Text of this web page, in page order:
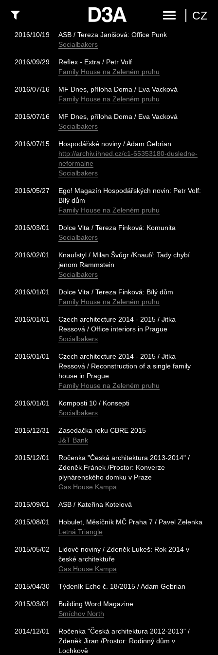
CZ
2016/10/19
ASB / Tereza Janišová: Office Punk
Socialbakers
2016/09/29
Reflex - Extra / Petr Volf
Family House na Zeleném pruhu
2016/07/16
MF Dnes, příloha Doma / Eva Vacková
Family House na Zeleném pruhu
2016/07/16
MF Dnes, příloha Doma / Eva Vacková
Socialbakers
2016/07/15
Hospodářské noviny / Adam Gebrian
http://archiv.ihned.cz/c1-65353180-dusledne-
neformalne
Socialbakers
2016/05/27
Ego! Magazín Hospodářských novin: Petr Volf:
Bílý dům
Family House na Zeleném pruhu
2016/03/01
Dolce Vita / Tereza Finková: Komunita
Socialbakers
2016/02/01
Knaufstyl / Milan Švůgr /Knauf/: Tady chybí
jenom Rammstein
Socialbakers
2016/01/01
Dolce Vita / Tereza Finková: Bílý dům
Family House na Zeleném pruhu
2016/01/01
Czech architecture 2014 - 2015 / Jitka
Ressová / Office interiors in Prague
Socialbakers
2016/01/01
Czech architecture 2014 - 2015 / Jitka
Ressová / Reconstruction of a single family
house in Prague
Family House na Zeleném pruhu
2016/01/01
Komposti 10 / Konsepti
Socialbakers
2015/12/31
Zasedačka roku CBRE 2015
J&T Bank
2015/12/01
Ročenka "Česká architektura 2013-2014" /
Zdeněk Fránek /Prostor: Konverze
plynárenského domku v Praze
Gas House Kampa
2015/09/01 ASB / Kateřina Kotelová
2015/08/01
Hobulet, Měsíčník MČ Praha 7 / Pavel Zelenka
Letná Triangle
2015/05/02
Lidové noviny / Zdeněk Lukeš: Rok 2014 v
české architektuře
Gas House Kampa
2015/04/30 Týdeník Echo č. 18/2015 / Adam Gebrian
2015/03/01
Building Word Magazine
Smíchov North
2014/12/01
Ročenka "Česká architektura 2012-2013" /
Zdeněk Jiran /Prostor: Rodinný dům v
Lochkově